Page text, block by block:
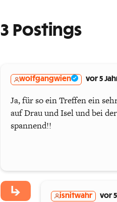
3 Postings
wolfgangwien vor 5
Ja, für so ein Treffen ein
auf Drau und Isel und bei
spannend!!
isnitwahr vor